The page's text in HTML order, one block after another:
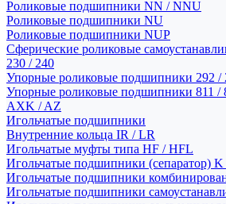
Роликовые подшипники NN / NNU
Роликовые подшипники NU
Роликовые подшипники NUP
Сферические роликовые
230 / 240
Упорные роликовые подшипники 292 /
Упорные роликовые подшипники 811 /
AXK / AZ
Игольчатые подшипники
Внутренние кольца IR / LR
Игольчатые муфты типа HF / HFL
Игольчатые подшипники (сепаратор)
Игольчатые подшипники
Игольчатые подшипники